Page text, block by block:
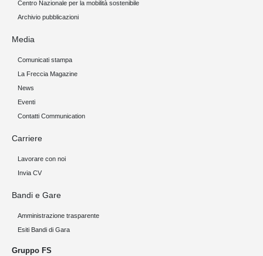
Centro Nazionale per la mobilità sostenibile
Archivio pubblicazioni
Media
Comunicati stampa
La Freccia Magazine
News
Eventi
Contatti Communication
Carriere
Lavorare con noi
Invia CV
Bandi e Gare
Amministrazione trasparente
Esiti Bandi di Gara
Gruppo FS